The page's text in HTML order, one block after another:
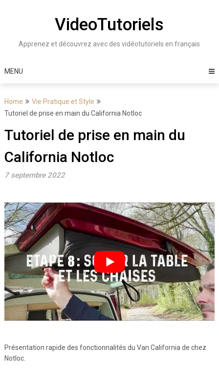
VideoTutoriels
Apprenez et découvrez avec des vidéotutoriels en français
MENU
Home
Vie Pratique et Style
Tutoriel de prise en main du California Notloc
Tutoriel de prise en main du
California Notloc
7 septembre 2022
Présentation rapide des fonctionnalités du Van California de chez
Notloc.